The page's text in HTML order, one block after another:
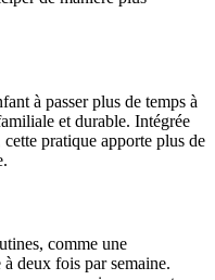
à passer plus de temps à
et durable. Intégrée
pratique apporte plus de
comme une
deux fois par semaine.